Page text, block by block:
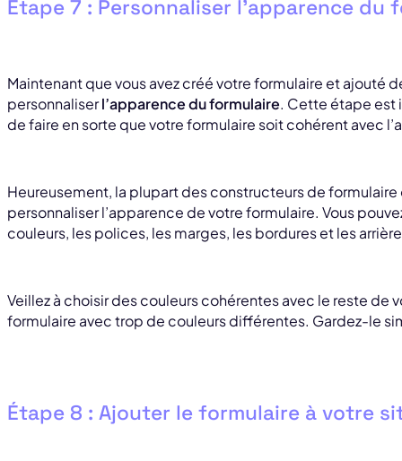
Étape 7 : Personnaliser l’apparence du
Maintenant que vous avez créé votre formulaire et ajouté
personnaliserl’apparence du formulaire. Cette étape est
de faire en sorte que votre formulaire soit cohérent avec
Heureusement, la plupart des constructeurs de
personnaliser l’apparence de votre formulaire. Vous
couleurs, les polices, les marges, les bordures et les
Veillez à choisir des couleurs cohérentes avec le reste de
formulaire avec trop de couleurs différentes. Gardez-le
Étape 8 : Ajouter le formulaire à votre